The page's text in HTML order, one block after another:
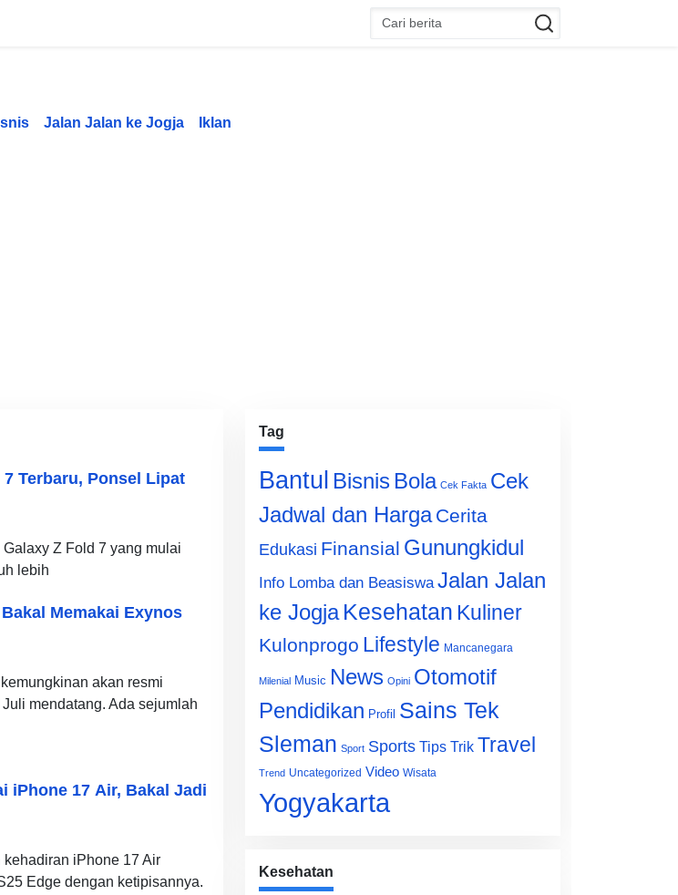
Jalan Jalan ke Jogja Iklan
Terbaru, Ponsel Lipat
Z Fold 7 yang mulai
lebih
Memakai Exynos
akan resmi
mendatang. Ada sejumlah
iPhone 17 Air, Bakal Jadi
iPhone 17 Air
Edge dengan ketipisannya.
Tag
Bantul Bisnis Bola Cek Fakta Cek
Jadwal dan Harga Cerita
Edukasi Finansial Gunungkidul
Info Lomba dan Beasiswa Jalan Jalan
ke Jogja Kesehatan Kuliner
Kulonprogo Lifestyle Mancanegara
Milenial Music News Opini Otomotif
Pendidikan Profil Sains Tek
Sleman Sport Sports Tips Trik Travel
Trend Uncategorized Video Wisata
Yogyakarta
Kesehatan